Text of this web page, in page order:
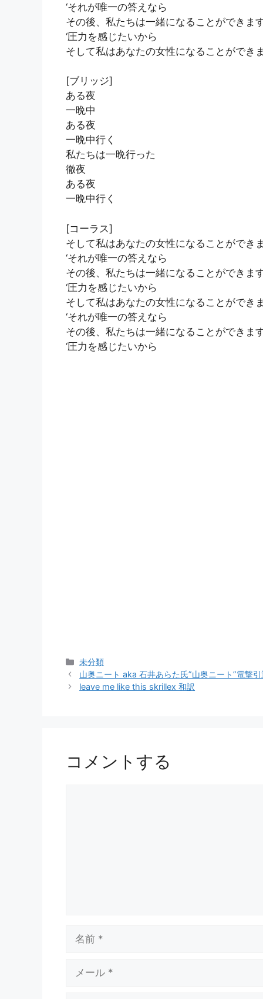
‘それが唯一の答えなら
その後、私たちは一緒になることができま
‘圧力を感じたいから
そして私はあなたの女性になることができ
[ブリッジ]
ある夜
一晩中
ある夜
一晩中行く
私たちは一晩行った
徹夜
ある夜
一晩中行く
[コーラス]
そして私はあなたの女性になることができ
‘それが唯一の答えなら
その後、私たちは一緒になることができま
‘圧力を感じたいから
そして私はあなたの女性になることができ
‘それが唯一の答えなら
その後、私たちは一緒になることができま
‘圧力を感じたいから
カ
テ
ゴ
未分類
山奥ニート aka 石井あらた氏”山奥ニート”電撃
leave me like this skrillex 和訳
コメントする